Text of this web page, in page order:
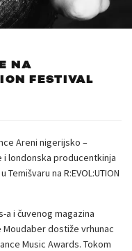
NA
FESTIVAL
Areni nigerijsko –
i londonska producentkinja
na R:EVOL:UTION
a i čuvenog magazina
dostiže vrhunac
Music Awards. Tokom